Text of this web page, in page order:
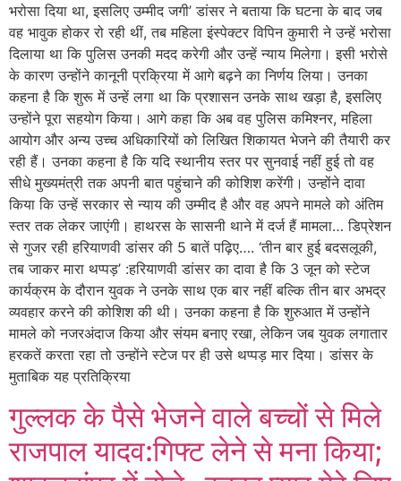
भरोसा दिया था, इसलिए उम्मीद जगी’ डांसर ने बताया कि घटना के बाद जब
वह भावुक होकर रो रही थीं, तब महिला इंस्पेक्टर विपिन कुमारी ने उन्हें भरोसा
दिलाया था कि पुलिस उनकी मदद करेगी और उन्हें न्याय मिलेगा। इसी भरोसे
के कारण उन्होंने कानूनी प्रक्रिया में आगे बढ़ने का निर्णय लिया। उनका
कहना है कि शुरू में उन्हें लगा था कि प्रशासन उनके साथ खड़ा है, इसलिए
उन्होंने पूरा सहयोग किया। आगे कहा कि अब वह पुलिस कमिश्नर, महिला
आयोग और अन्य उच्च अधिकारियों को लिखित शिकायत भेजने की तैयारी कर
रही हैं। उनका कहना है कि यदि स्थानीय स्तर पर सुनवाई नहीं हुई तो वह
सीधे मुख्यमंत्री तक अपनी बात पहुंचाने की कोशिश करेंगी। उन्होंने दावा
किया कि उन्हें सरकार से न्याय की उम्मीद है और वह अपने मामले को अंतिम
स्तर तक लेकर जाएंगी। हाथरस के सासनी थाने में दर्ज हैं मामला… डिप्रेशन
से गुजर रही हरियाणवी डांसर की 5 बातें पढ़िए…. ‘तीन बार हुई बदसलूकी,
तब जाकर मारा थप्पड़’ :हरियाणवी डांसर का दावा है कि 3 जून को स्टेज
कार्यक्रम के दौरान युवक ने उनके साथ एक बार नहीं बल्कि तीन बार अभद्र
व्यवहार करने की कोशिश की थी। उनका कहना है कि शुरुआत में उन्होंने
मामले को नजरअंदाज किया और संयम बनाए रखा, लेकिन जब युवक लगातार
हरकतें करता रहा तो उन्होंने स्टेज पर ही उसे थप्पड़ मार दिया। डांसर के
मुताबिक यह प्रतिक्रिया
गुल्लक के पैसे भेजने वाले बच्चों से मिले
राजपाल यादव:गिफ्ट लेने से मना किया;